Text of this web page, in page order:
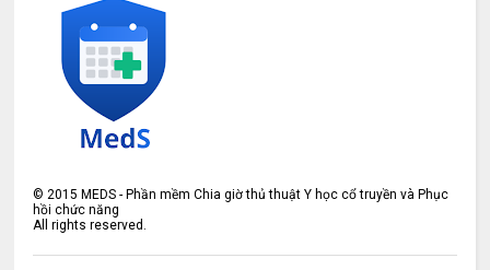
© 2015 MEDS - Phần mềm Chia giờ thủ thuật Y học cổ truyền và Phục
hồi chức năng
All rights reserved.